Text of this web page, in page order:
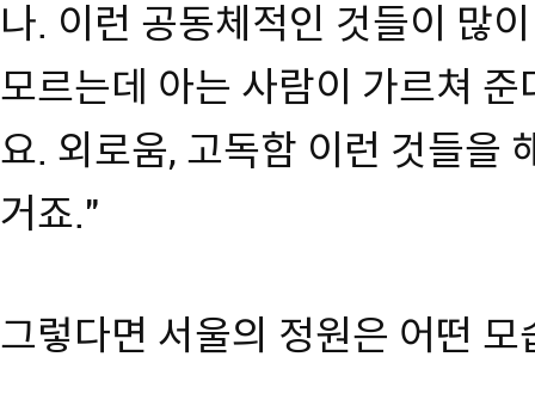
나. 이런 공동체적인 것들이 많
모르는데 아는 사람이 가르쳐
요. 외로움, 고독함 이런 것들을
거죠."
그렇다면 서울의 정원은 어떤 모